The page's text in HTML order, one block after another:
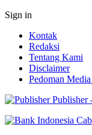
Sign in
Kontak
Redaksi
Tentang Kami
Disclaimer
Pedoman
Publisher